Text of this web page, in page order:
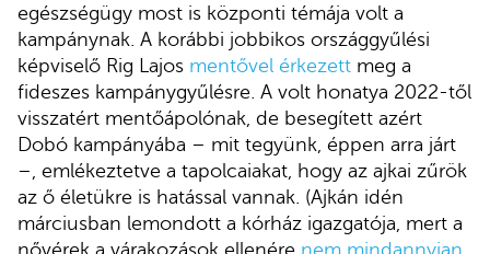
egészségügy most is központi témája volt a
kampánynak. A korábbi jobbikos országgyűlési
képviselő Rig Lajos mentővel érkezett meg a
fideszes kampánygyűlésre. A volt honatya 2022-től
visszatért mentőápolónak, de besegített azért
Dobó kampányába – mit tegyünk, éppen arra járt
–, emlékeztetve a tapolcaiakat, hogy az ajkai zűrök
az ő életükre is hatással vannak. (Ajkán idén
márciusban lemondott a kórház igazgatója, mert a